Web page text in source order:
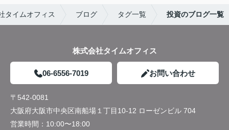
タイムオフィス ブログ タグ一覧 投資のブログ一覧
株式会社タイムオフィス
06-6556-7019 お問い合わせ
〒542-0081
大阪府大阪市中央区南船場１丁目10-12 ローゼンビル 704
営業時間： 10:00〜18:00